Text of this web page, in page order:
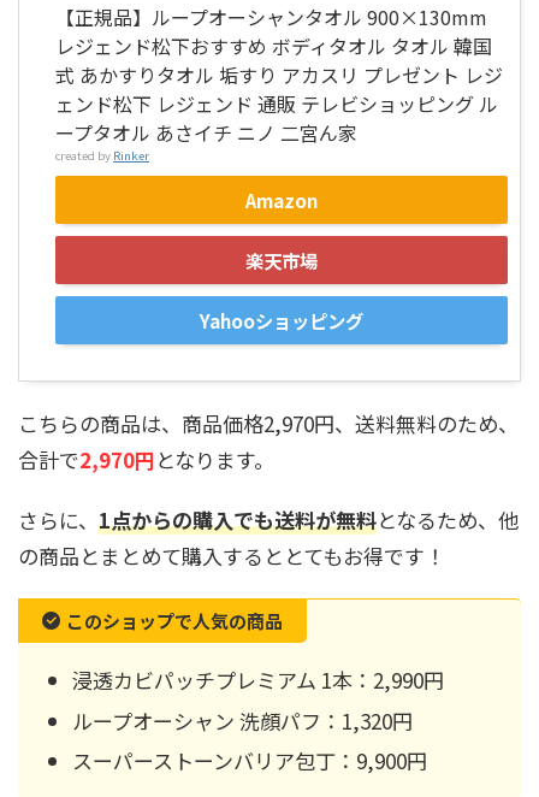
【正規品】ループオーシャンタオル 900×130mm
レジェンド松下おすすめ ボディタオル タオル 韓国
式 あかすりタオル 垢すり アカスリ プレゼント レジ
ェンド松下 レジェンド 通販 テレビショッピング ル
ープタオル あさイチ ニノ 二宮ん家
created by Rinker
Amazon
楽天市場
Yahooショッピング
こちらの商品は、商品価格2,970円、送料無料のため、
合計で2,970円 となります。
さらに、 1点からの購入でも送料が無料となるため、他
の商品とまとめて購入するととてもお得です！
このショップで人気の商品
浸透カビパッチプレミアム 1本：2,990円
ループオーシャン 洗顔パフ：1,320円
スーパーストーンバリア包丁：9,900円